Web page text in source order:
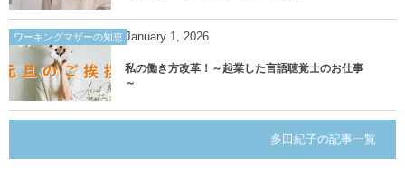
ワーキングマザーの知恵 January 1, 2026
私の働き方改革！～起業した言語聴覚士のお仕事
～
多田紀子の記事一覧